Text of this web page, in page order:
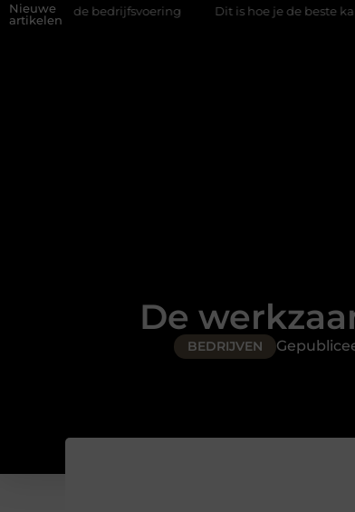
Nieuwe
artikelen
Dit is hoe je de beste kapper in
De
BEDRIJVEN